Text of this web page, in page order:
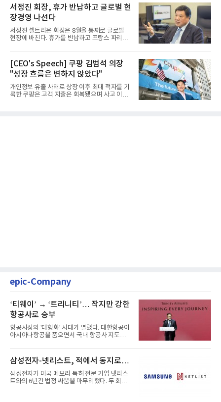
서정진 회장, 휴가 반납하고 글로벌 현
장경영 나선다
서정진 셀트리온 회장은 8월을 통째로 글로벌
현장에 바친다. 휴가를 반납하고 프랑스 파리에
[CEO's Speech] 쿠팡 김범석 의장
"성장 흐름은 변하지 않았다"
개인정보 유출 사태로 상장 이후 최대 적자를 기
록한 쿠팡은 고객 지출은 회복됐으며 사고 이전
epic-Company
‘티웨이’ → ‘트리니티’… 작지만 강한
항공사로 승부
항공시장의 '대형화' 시대가 열렸다. 대한항공이
아시아나항공을 품으면서 국내 항공사 지도가
삼성전자-넷리스트, 적에서 동지로…
삼성전자가 미국 메모리 특허 전문 기업 넷리스
트와의 6년간 법정 싸움을 마무리했다. 두 회사